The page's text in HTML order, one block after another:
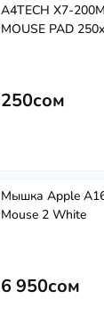
A4TECH X7-
MOUSE PAD
250сом
Мышка Apple
Mouse 2 White
6 950сом